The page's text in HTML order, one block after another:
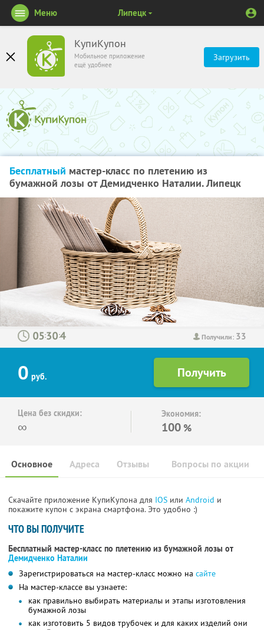
КупиКупон
Мобильное приложение
ещё удобнее
Загрузить
Меню Липецк
Бесплатный мастер-класс по плетению из
бумажной лозы от Демидченко Наталии. Липецк
Получили: 33
: :
0 руб.
Цена без скидки:
∞
Экономия:
100 %
Основное Отзывы Вопросы по акции
Адреса
Скачайте приложение КупиКупона для IOS или Android и
покажите купон с экрана смартфона. Это удобно :)
ЧТО ВЫ ПОЛУЧИТЕ
Бесплатный мастер-класс по плетению из бумажной лозы от
Демидченко Наталии
Зарегистрироваться на мастер-класс можно на сайте
На мастер-классе вы узнаете:
как правильно выбирать материалы и этапы изготовления
бумажной лозы
как изготовить 5 видов трубочек и для каких изделий они